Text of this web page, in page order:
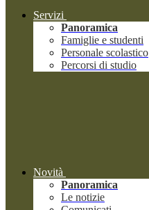
Servizi
Panoramica
Famiglie e studenti
Personale scolastico
Percorsi di studio
Novità
Panoramica
Le notizie